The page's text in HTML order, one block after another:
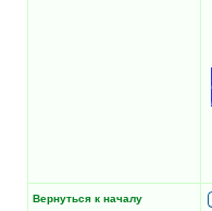
Вернуться к началу